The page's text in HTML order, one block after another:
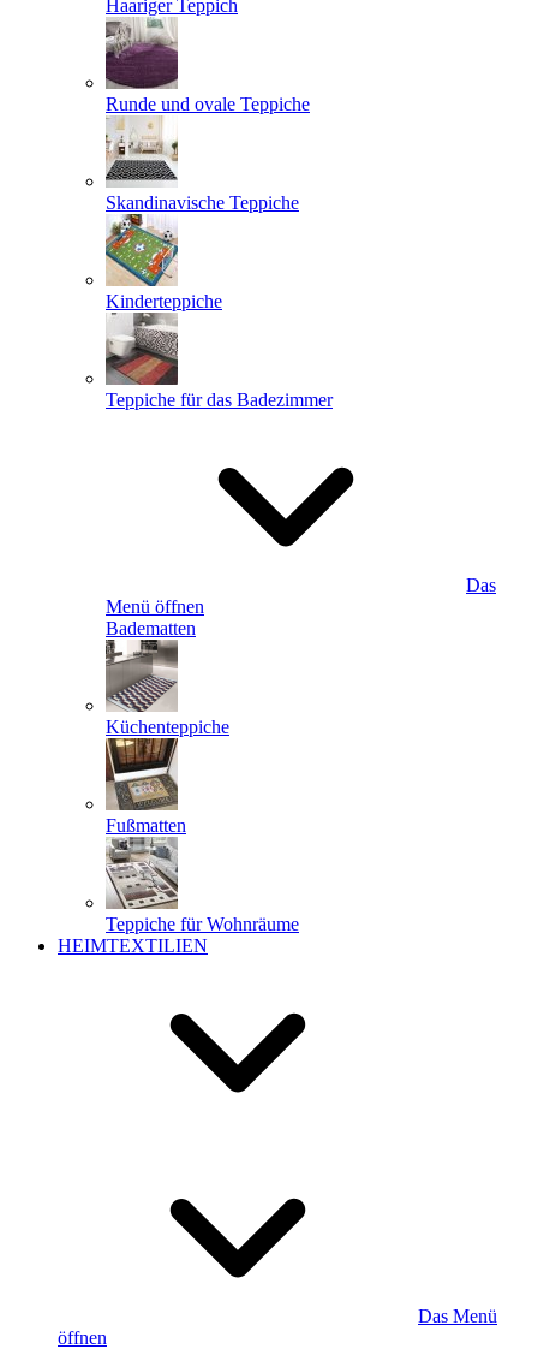
Haariger Teppich
Runde und ovale Teppiche
Skandinavische Teppiche
Kinderteppiche
Teppiche für das Badezimmer
Das
Menü öffnen
Badematten
Küchenteppiche
Fußmatten
Teppiche für Wohnräume
HEIMTEXTILIEN
Das Menü
öffnen